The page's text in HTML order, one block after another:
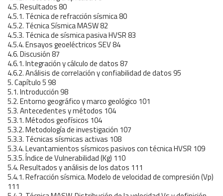
4.5. Resultados 80
4.5.1. Técnica de refracción sísmica 80
4.5.2. Técnica Sísmica MASW 82
4.5.3. Técnica de sísmica pasiva HVSR 83
4.5.4. Ensayos geoeléctricos SEV 84
4.6. Discusión 87
4.6.1. Integración y cálculo de datos 87
4.6.2. Análisis de correlación y confiabilidad de datos 95
5. Capítulo 5 98
5.1. Introducción 98
5.2. Entorno geográfico y marco geológico 101
5.3. Antecedentes y métodos 104
5.3.1. Métodos geofísicos 104
5.3.2. Metodología de investigación 107
5.3.3. Técnicas sísmicas activas 108
5.3.4. Levantamientos sísmicos pasivos con técnica HVSR 109
5.3.5. Índice de Vulnerabilidad (Kg) 110
5.4. Resultados y análisis de los datos 111
5.4.1. Refracción sísmica. Modelo de velocidad de compresión (Vp)
111